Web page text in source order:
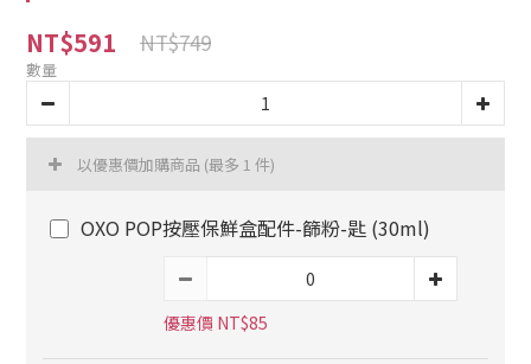
NT$591 NT$749
數量
以優惠價加購商品 (最多 1 件)
OXO POP按壓保鮮盒配件-篩粉-匙 (30ml)
優惠價 NT$85